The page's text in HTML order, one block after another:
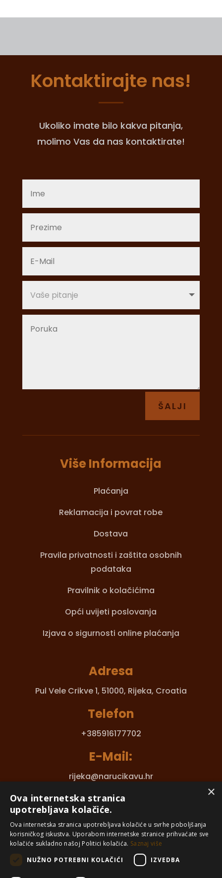
Kontaktirajte nas!
Ukoliko imate bilo kakva pitanja,
molimo Vas da nas kontaktirate!
ŠALJI
Više Informacija
Plaćanja
Reklamacija i povrat robe
Dostava
Pravila privatnosti i zaštita osobnih
podataka
Pravilnik o kolačićima
Opći uvijeti poslovanja
Izjava o sigurnosti online plaćanja
Adresa
Pul Vele Crikve 1, 51000, Rijeka, Croatia
Telefon
+385916177702
E-Mail:
rijeka@narucikavu.hr
Saznaj više! ×
Ova internetska stranica
upotrebljava kolačiće.
Ova internetska stranica upotrebljava kolačiće u svrhe poboljšanja
korisničkog iskustva. Uporabom internetske stranice prihvaćate sve
kolačiće sukladno našoj Politici kolačića. Saznaj više
NUŽNO POTREBNI KOLAČIĆI
IZVEDBA